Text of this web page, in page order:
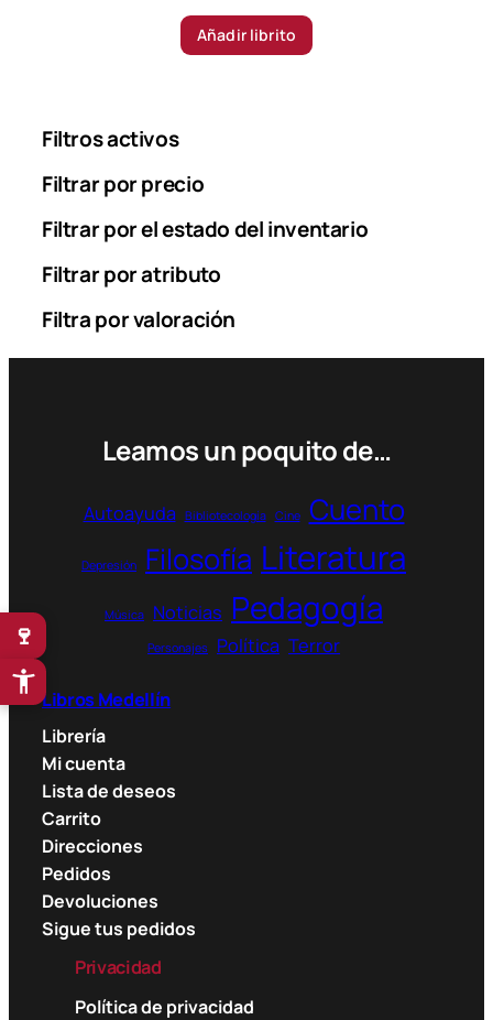
Añadir librito
Filtros activos
Filtrar por precio
Filtrar por el estado del inventario
Filtrar por atributo
Filtra por valoración
Leamos un poquito de…
Autoayuda Bibliotecología Cine Cuento
Depresión Filosofía Literatura
Música Noticias Pedagogía
Personajes Política Terror
Libros Medellín
Librería
Mi cuenta
Lista de deseos
Carrito
Direcciones
Pedidos
Devoluciones
Sigue tus pedidos
Privacidad
Política de privacidad
🍷